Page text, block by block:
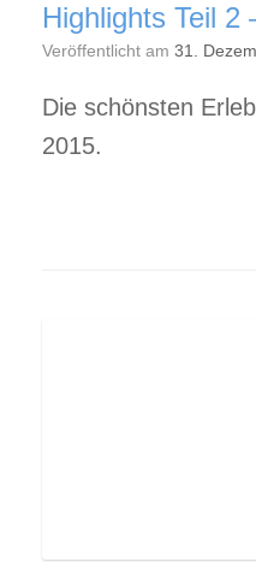
Highlights Teil 2
Veröffentlicht am 31.
Die schönsten
2015.